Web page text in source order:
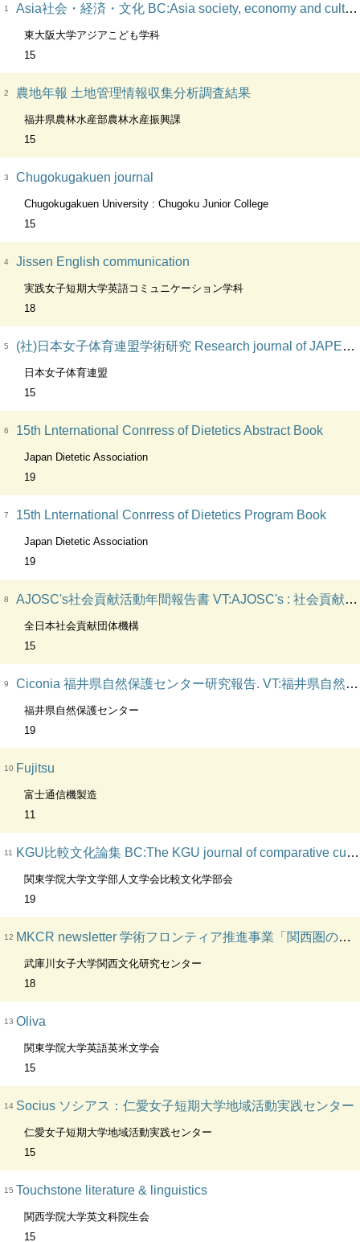
1 Asia社会・経済・文化 BC:Asia society, economy and culture
東大阪大学アジアこども学科
15
2 農地年報 土地管理情報収集分析調査結果
福井県農林水産部農林水産振興課
15
3 Chugokugakuen journal
Chugokugakuen University : Chugoku Junior College
15
4 Jissen English communication
実践女子短期大学英語コミュニケーション学科
18
5 (社)日本女子体育連盟学術研究 Research journal of JAPEW. BC:Research Journal of Japan Association of Physical Education for Women. VT:日本女子体育連盟学術研究. VT:RJ-JAPEW
日本女子体育連盟
15
6 15th Lnternational Conrress of Dietetics Abstract Book
Japan Dietetic Association
19
7 15th Lnternational Conrress of Dietetics Program Book
Japan Dietetic Association
19
8 AJOSC's社会貢献活動年間報告書 VT:AJOSC's : 社会貢献活動年間報告書. VT:All Japan Organization of Social Contribution's. CL:社会貢献活動年間報告書
全日本社会貢献団体機構
15
9 Ciconia 福井県自然保護センター研究報告. VT:福井県自然保護センター研究報告
福井県自然保護センター
19
10 Fujitsu
富士通信機製造
11
11 KGU比較文化論集 BC:The KGU journal of comparative cultural studies. VT:比較文化論集
関東学院大学文学部人文学会比較文化学部会
19
12 MKCR newsletter 学術フロンティア推進事業「関西圏の人間文化についての総合的研究」. CL:MKCRニューズレター. VT:Mukogawa Kansai Culture Research newsletter. OH:文部科学省学術フロンティア推進事業「関西圏の人間文化についての総合的研究」
武庫川女子大学関西文化研究センター
18
13 Oliva
関東学院大学英語英米文学会
15
14 Socius ソシアス：仁愛女子短期大学地域活動実践センター
仁愛女子短期大学地域活動実践センター
15
15 Touchstone literature & linguistics
関西学院大学英文科院生会
15